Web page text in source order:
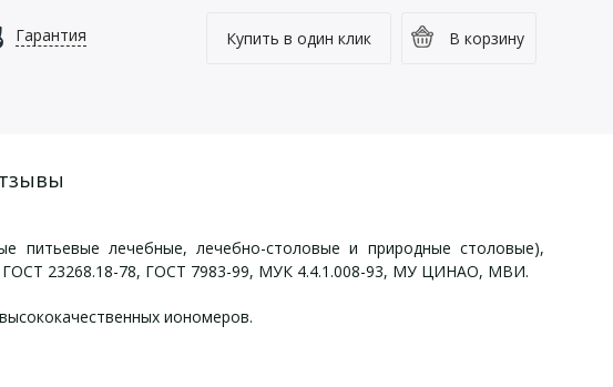
В корзину
Купить в один клик
Гарантия
питьевые лечебные, лечебно-столовые и природные столовые),
ГОСТ 23268.18-78, ГОСТ 7983-99, МУК 4.4.1.008-93, МУ ЦИНАО, МВИ.
иономеров.